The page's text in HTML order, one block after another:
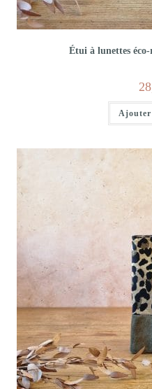
Étui à lunettes
Ajouter